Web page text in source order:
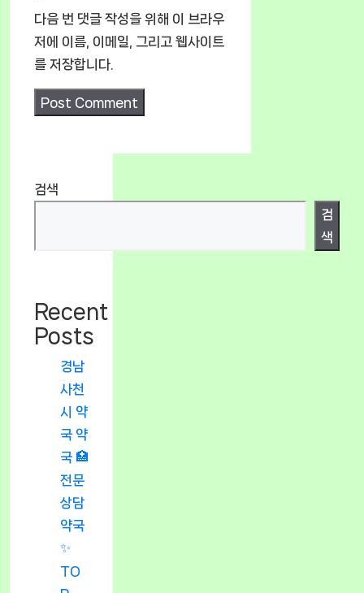
다음 번 댓글 작성을 위해 이 브라우
저에 이름, 이메일, 그리고 웹사이트
를 저장합니다.
검색
검
색
Recent
Posts
경남
사천
시 약
국 약
국 🏥
전문
상담
약국
✨
TO